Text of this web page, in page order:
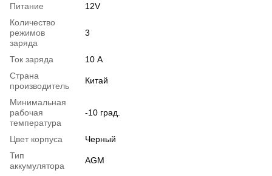
Питание
12V
Количество
режимов
заряда
3
Ток заряда
10 А
Страна
производитель
Китай
Минимальная
рабочая
температура
-10 град.
Цвет корпуса
Черный
Тип
аккумулятора
AGM